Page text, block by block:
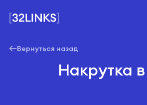
Вернуться назад
Накрутка